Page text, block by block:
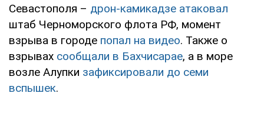
Севастополя – дрон-камикадзе атаковал
штаб Черноморского флота РФ, момент
взрыва в городе попал на видео. Также о
взрывах сообщали в Бахчисарае, а в море
возле Алупки зафиксировали до семи
вспышек.